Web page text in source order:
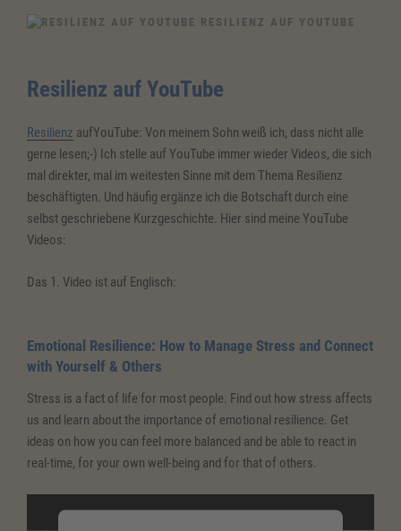
RESILIENZ AUF YOUTUBE
Resilienz auf YouTube
Resilienz aufYouTube: Von meinem Sohn weiß ich, dass nicht alle
gerne lesen;-) Ich stelle auf YouTube immer wieder Videos, die sich
mal direkter, mal im weitesten Sinne mit dem Thema Resilienz
beschäftigten. Und häufig ergänze ich die Botschaft durch eine
selbst geschriebene Kurzgeschichte. Hier sind meine YouTube
Videos:
Das 1. Video ist auf Englisch:
Emotional Resilience: How to Manage Stress and Connect
with Yourself & Others
Stress is a fact of life for most people. Find out how stress affects
us and learn about the importance of emotional resilience. Get
ideas on how you can feel more balanced and be able to react in
real-time, for your own well-being and for that of others.